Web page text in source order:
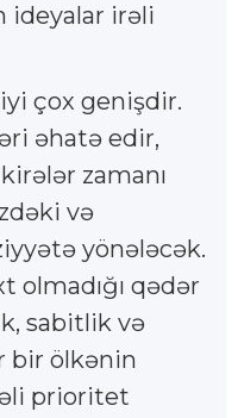
ideyalar irəli
çox genişdir.
əhatə edir,
zamanı
və
yönələcək.
olmadığı qədər
sabitlik və
bir ölkənin
prioritet